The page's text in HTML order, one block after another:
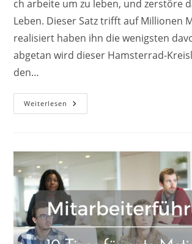
ch arbeite um zu leben, und zerstöre
Leben. Dieser Satz trifft auf Millionen
realisiert haben ihn die wenigsten
abgetan wird dieser Hamsterrad-
den…
Weiterlesen Unglücklich
Im
Erfolgreich
Glücklich
Zu
Werden